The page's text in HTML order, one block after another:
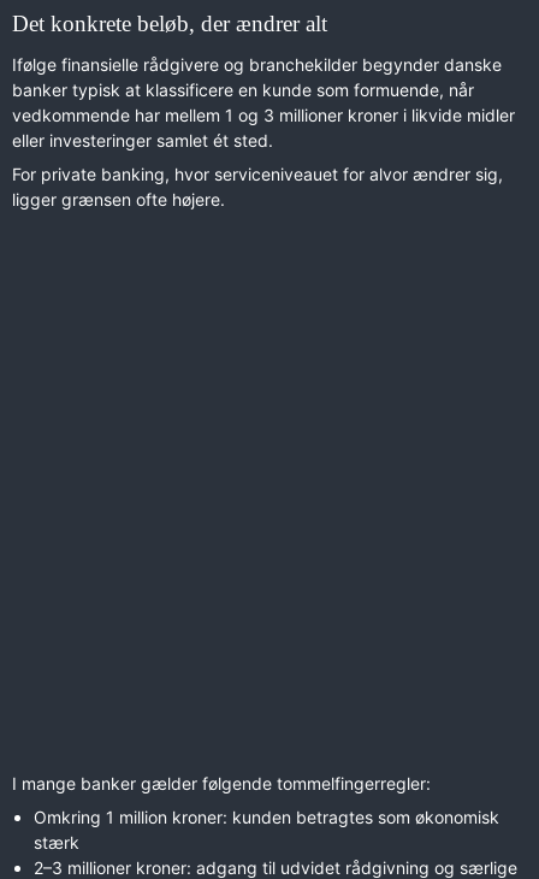
Det konkrete beløb, der ændrer alt
Ifølge finansielle rådgivere og branchekilder begynder danske
banker typisk at klassificere en kunde som formuende, når
vedkommende har mellem 1 og 3 millioner kroner i likvide midler
eller investeringer samlet ét sted.
For private banking, hvor serviceniveauet for alvor ændrer sig,
ligger grænsen ofte højere.
I mange banker gælder følgende tommelfingerregler:
Omkring 1 million kroner: kunden betragtes som økonomisk
stærk
2–3 millioner kroner: adgang til udvidet rådgivning og særlige